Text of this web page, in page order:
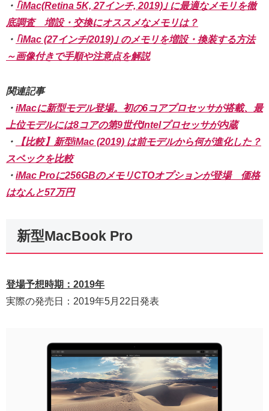
・ ｢iMac(Retina 5K, 27インチ, 2019)｣ に最適なメモリを徹
底調査 増設・交換にオススメなメモリは？
・ ｢iMac (27インチ/2019)｣ のメモリを増設・換装する方法
～画像付きで手順や注意点を解説
関連記事
・ iMacに新型モデル登場。初の6コアプロセッサが搭載、最
上位モデルには8コアの第9世代Intelプロセッサが内蔵
・
【比較】新型iMac (2019) は前モデルから何が進化した？
スペックを比較
・ iMac Proに256GBのメモリCTOオプションが登場 価格
はなんと57万円
新型MacBook Pro
登場予想時期：2019年
実際の発売日：2019年5月22日発表